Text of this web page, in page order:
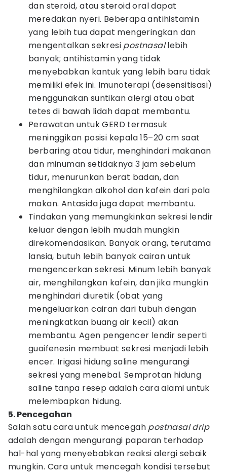
dan steroid, atau steroid oral dapat
meredakan nyeri. Beberapa antihistamin
yang lebih tua dapat mengeringkan dan
mengentalkan sekresi postnasallebih
banyak; antihistamin yang tidak
menyebabkan kantuk yang lebih baru tidak
memiliki efek ini. Imunoterapi (desensitisasi)
menggunakan suntikan alergi atau obat
tetes di bawah lidah dapat membantu.
Perawatan untuk GERD termasuk
meninggikan posisi kepala 15–20 cm saat
berbaring atau tidur, menghindari makanan
dan minuman setidaknya 3 jam sebelum
tidur, menurunkan berat badan, dan
menghilangkan alkohol dan kafein dari pola
makan. Antasida juga dapat membantu.
Tindakan yang memungkinkan sekresi lendir
keluar dengan lebih mudah mungkin
direkomendasikan. Banyak orang, terutama
lansia, butuh lebih banyak cairan untuk
mengencerkan sekresi. Minum lebih banyak
air, menghilangkan kafein, dan jika mungkin
menghindari diuretik (obat yang
mengeluarkan cairan dari tubuh dengan
meningkatkan buang air kecil) akan
membantu. Agen pengencer lendir seperti
guaifenesin membuat sekresi menjadi lebih
encer. Irigasi hidung saline mengurangi
sekresi yang menebal. Semprotan hidung
saline tanpa resep adalah cara alami untuk
melembapkan hidung.
5. Pencegahan
Salah satu cara untuk mencegah postnasal drip
adalah dengan mengurangi paparan terhadap
hal-hal yang menyebabkan reaksi alergi sebaik
mungkin. Cara untuk mencegah kondisi tersebut